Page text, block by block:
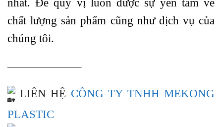
nhất. Để quý vị luôn được sự yên tâm về
chất lượng sản phẩm cũng như dịch vụ của
chúng tôi.
——————–
LIÊN HỆ CÔNG TY TNHH MEKONG
PLASTIC